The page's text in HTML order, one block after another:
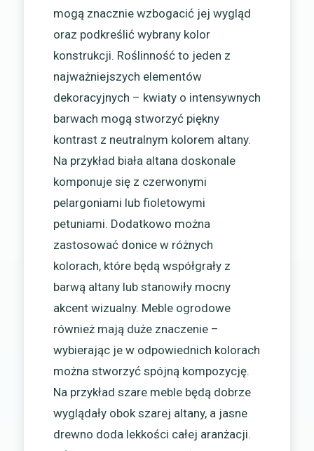
mogą znacznie wzbogacić jej wygląd
oraz podkreślić wybrany kolor
konstrukcji. Roślinność to jeden z
najważniejszych elementów
dekoracyjnych – kwiaty o intensywnych
barwach mogą stworzyć piękny
kontrast z neutralnym kolorem altany.
Na przykład biała altana doskonale
komponuje się z czerwonymi
pelargoniami lub fioletowymi
petuniami. Dodatkowo można
zastosować donice w różnych
kolorach, które będą współgrały z
barwą altany lub stanowiły mocny
akcent wizualny. Meble ogrodowe
również mają duże znaczenie –
wybierając je w odpowiednich kolorach
można stworzyć spójną kompozycję.
Na przykład szare meble będą dobrze
wyglądały obok szarej altany, a jasne
drewno doda lekkości całej aranżacji.